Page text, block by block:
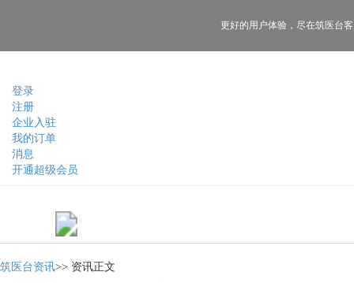
登录
注册
企业入驻
我的订单
消息
开通超级会员
更好的用户体验， 尽在筑医台
筑医台资讯>> 资讯正文